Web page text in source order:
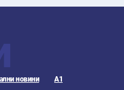
новини А1